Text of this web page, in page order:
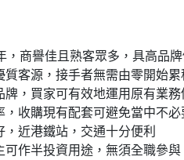
，商譽佳且熟客眾多，具高品
客源，接手者無需由零開始累
牌，買家可有效地運用原有業務
，收購現有配套可避免當中不
近港鐵站，交通十分便利
可作半投資用途，無須全職參與